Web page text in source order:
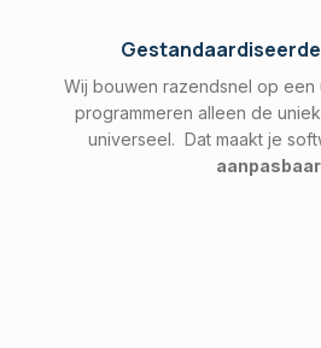
Wij bouwen razendsnel op een
programmeren alleen de
universeel. Dat maakt je
aanpasbaar